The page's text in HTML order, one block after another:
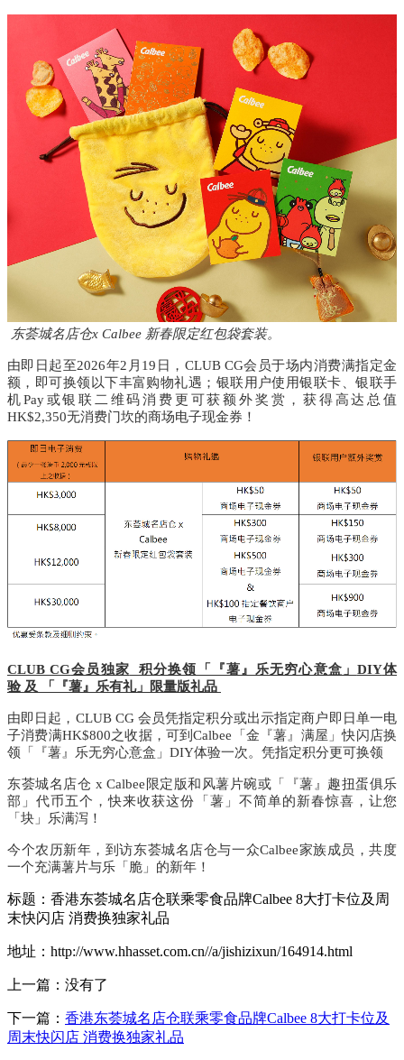
东荟城名店仓x Calbee 新春限定红包袋套装。
由即日起至2026年2 月 19 日， CLUB CG会员于场内消费满指定金
额，即可换领以下丰富购物礼遇；银联用户使用银联卡、银联手
机Pay或银联二维码消费更可获额外奖赏，获得高达总值
HK$2,350无消费门坎的商场电子现金券！
CLUB CG会员独家 积分换领「『薯』乐无穷心意盒」 DIY体
验 及 「『薯』乐有礼」限量版礼品
由即日起， CLUB CG 会员凭指定积分或出示指定商户即日单一电
子消费满HK$800之收据，可到Calbee 「金『薯』满屋」快闪店换
领「『薯』乐无穷心意盒」 DIY体验一次。凭指定积分更可换领
东荟城名店仓 x Calbee 限定版和风薯片碗或 「『薯』趣扭蛋俱乐
部」代币五个，快来收获这份「薯」不简单的新春惊喜，让您
「块」乐满泻！
今个农历新年，到访东荟城名店仓与一众Calbee家族成员，共度
一个充满薯片与乐「脆」的新年！
标题：香港东荟城名店仓联乘零食品牌Calbee 8大打卡位及周
末快闪店 消费换独家礼品
地址：http://www.hhasset.com.cn//a/jishizixun/164914.html
上一篇：没有了
下一篇： 香港东荟城名店仓联乘零食品牌Calbee 8大打卡位及
周末快闪店 消费换独家礼品